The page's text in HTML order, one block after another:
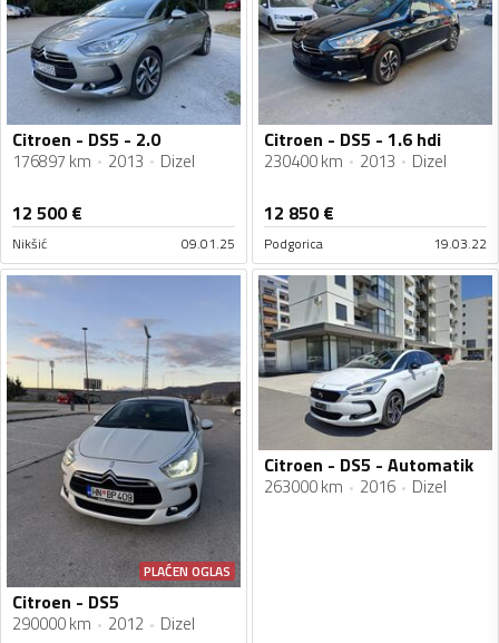
Citroen - DS5 - 2.0
176897 km 2013 Dizel
12 500€
Nikšić 09.01.25
Citroen - DS5 - 1.6 hdi
230400 km 2013 Dizel
12 850€
Podgorica 19.03.22
PLAĆEN OGLAS
Citroen - DS5
290000 km 2012 Dizel
Citroen - DS5 - Automatik
263000 km 2016 Dizel